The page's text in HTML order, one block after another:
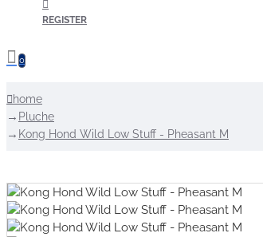
REGISTER
0
home
Pluche
Kong Hond Wild Low Stuff - Pheasant M